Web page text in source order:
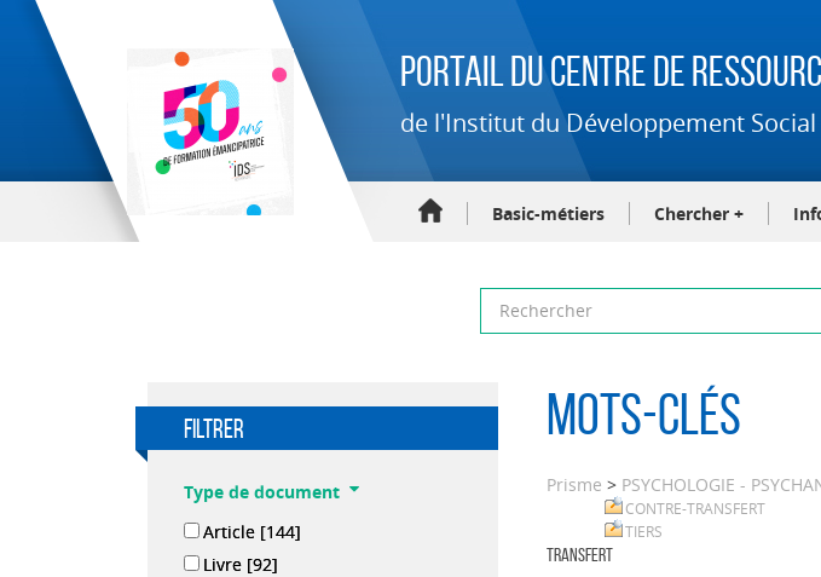
Portail du Centre de
de l'Institut du Développement
Basic-métiers Chercher +
filtrer
Type de document
Article [144]
Livre [92]
Mots-clés
Prisme > PSYCHOLOGIE -
CONTRE-TRANSFERT
TIERS
TRANSFERT